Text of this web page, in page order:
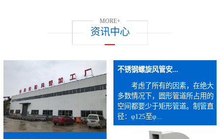
MORE+
资讯中心
不锈钢螺旋风管安...
考虑了所有的因素，在绝大
多数情况下，圆形管道所占用的
空间都要少于矩形管道。制管直
径：φ125至φ...